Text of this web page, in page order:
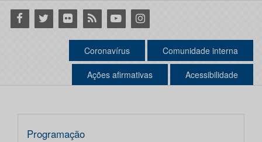
Facebook
Twitter Flickr RSS YoutubeInstagram
Coronavírus Comunidade interna
Ações afirmativas Acessibilidade
Programação